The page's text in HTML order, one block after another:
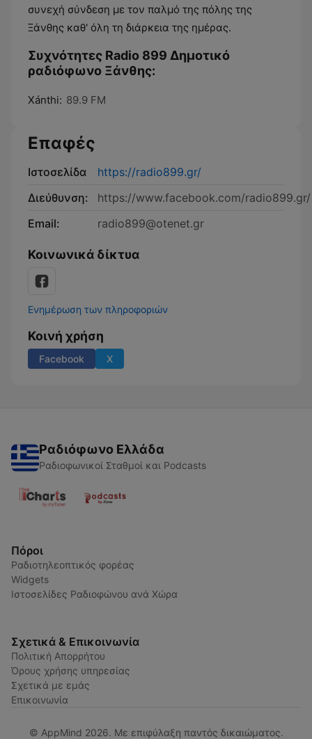
συνεχή σύνδεση με τον παλμό της πόλης της
Ξάνθης καθ' όλη τη διάρκεια της ημέρας.
Συχνότητες Radio 899 Δημοτικό
ραδιόφωνο Ξάνθης:
Xánthi: 89.9 FM
Επαφές
Ιστοσελίδα
https://radio899.gr/
Διεύθυνση:
https://www.facebook.com/radio899.gr/
Email:
radio899@otenet.gr
Κοινωνικά δίκτυα
Ενημέρωση των πληροφοριών
Κοινή χρήση
Facebook X
Ραδιόφωνο Ελλάδα
Ραδιοφωνικοί Σταθμοί και Podcasts
Πόροι
Ραδιοτηλεοπτικός φορέας
Widgets
Ιστοσελίδες Ραδιοφώνου ανά Χώρα
Σχετικά & Επικοινωνία
Πολιτική Απορρήτου
Όρους χρήσης υπηρεσίας
Σχετικά με εμάς
Επικοινωνία
© AppMind 2026. Με επιφύλαξη παντός δικαιώματος.